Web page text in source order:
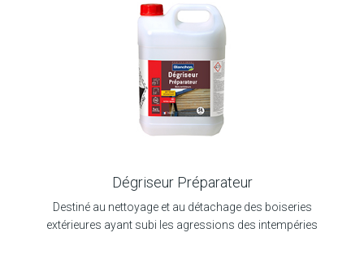
Dégriseur Préparateur
Destiné au nettoyage et au détachage des boiseries
extérieures ayant subi les agressions des intempéries